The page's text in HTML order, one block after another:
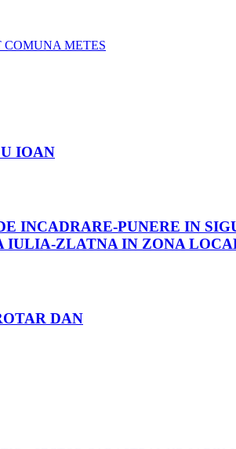
COMUNA METES
IOAN
INCADRARE-PUNERE IN
IULIA-ZLATNA IN ZONA
DAN